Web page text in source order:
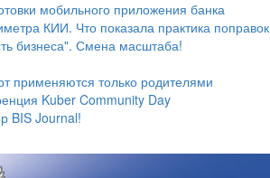
мобильного приложения банка
КИИ. Что показала практика поправок
бизнеса". Смена масштаба!
применяются только родителями
Kuber Community Day
BIS Journal!